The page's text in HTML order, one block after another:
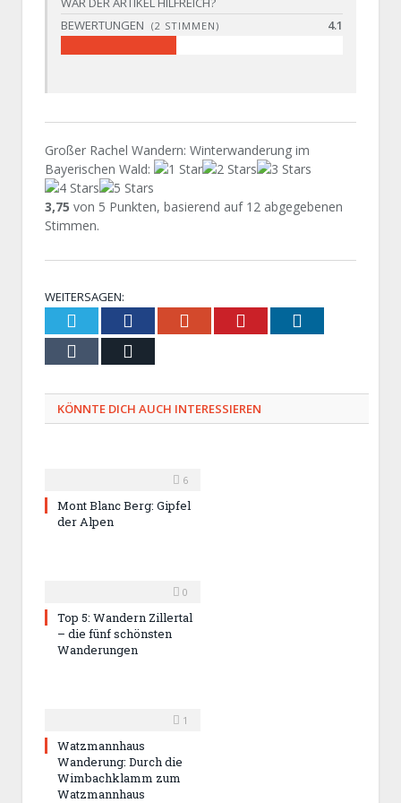
BEWERTUNGEN (2 STIMMEN) 4.1
Großer Rachel Wandern: Winterwanderung im
Bayerischen Wald:
3,75 von 5 Punkten, basierend auf 12 abgegebenen
Stimmen.
WEITERSAGEN:
Twitter Facebook Google+ Pinterest
Tumblr
KÖNNTE DICH AUCH INTERESSIEREN
6
Mont Blanc Berg: Gipfel
der Alpen
0
Top 5: Wandern Zillertal
– die fünf schönsten
Wanderungen
1
Watzmannhaus
Wanderung: Durch die
Wimbachklamm zum
Watzmannhaus